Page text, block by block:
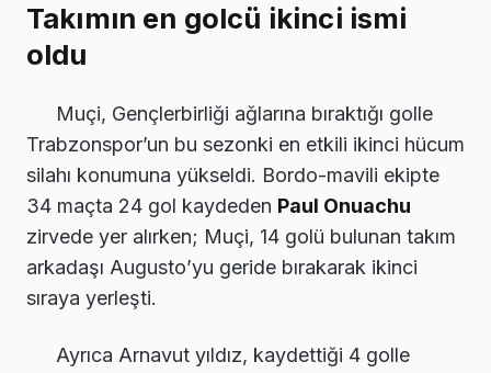
Takımın en golcü ikinci ismi
oldu
Muçi, Gençlerbirliği ağlarına bıraktığı golle
Trabzonspor’un bu sezonki en etkili ikinci hücum
silahı konumuna yükseldi. Bordo-mavili ekipte
34 maçta 24 gol kaydeden Paul Onuachu
zirvede yer alırken; Muçi, 14 golü bulunan takım
arkadaşı Augusto’yu geride bırakarak ikinci
sıraya yerleşti.
Ayrıca Arnavut yıldız, kaydettiği 4 golle